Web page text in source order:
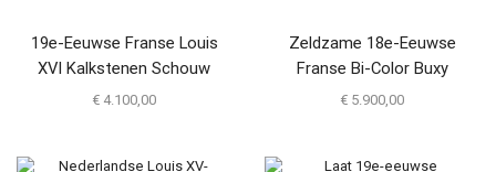
19e-Eeuwse Franse Louis
XVI Kalkstenen Schouw
€ 4.100,00
Zeldzame 18e-Eeuwse
Franse Bi-Color Buxy
Kalkstenen Schouw
€ 5.900,00